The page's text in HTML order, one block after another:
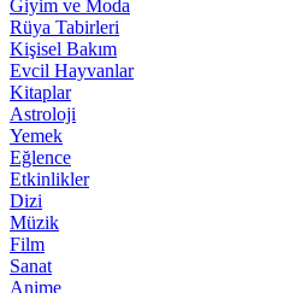
Giyim ve Moda
Rüya Tabirleri
Kişisel Bakım
Evcil Hayvanlar
Kitaplar
Astroloji
Yemek
Eğlence
Etkinlikler
Dizi
Müzik
Film
Sanat
Anime